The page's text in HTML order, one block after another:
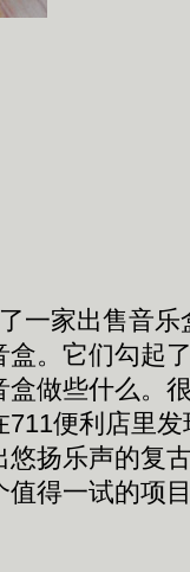
家出售音乐
。它们勾起
做些什么。
便利店里
扬乐声的复
值得一试的项